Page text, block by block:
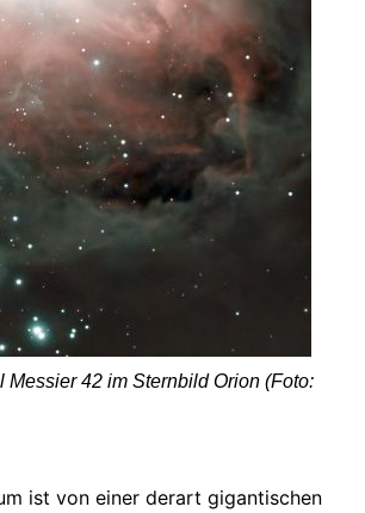
Messier 42 im Sternbild Orion (Foto:
ist von einer derart gigantischen